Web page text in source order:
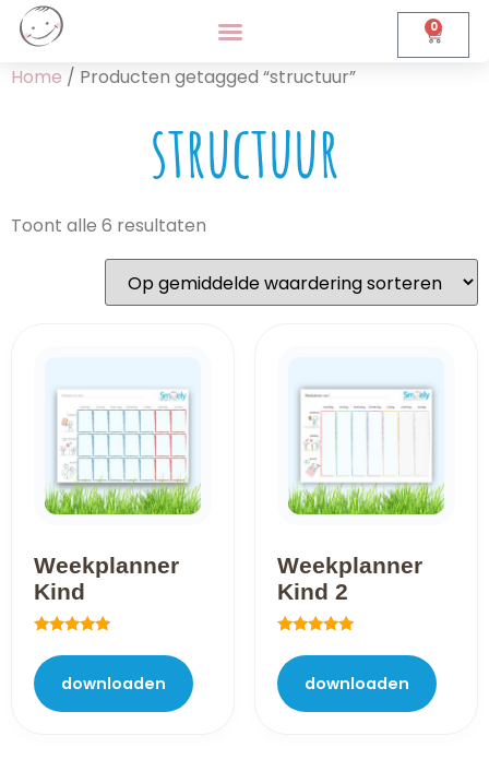
0
Home / Producten getagged “structuur”
structuur
Toont alle 6 resultaten
Weekplanner
Kind
5.00
uit 5 downloaden
Weekplanner
Kind 2
5.00
uit 5 downloaden